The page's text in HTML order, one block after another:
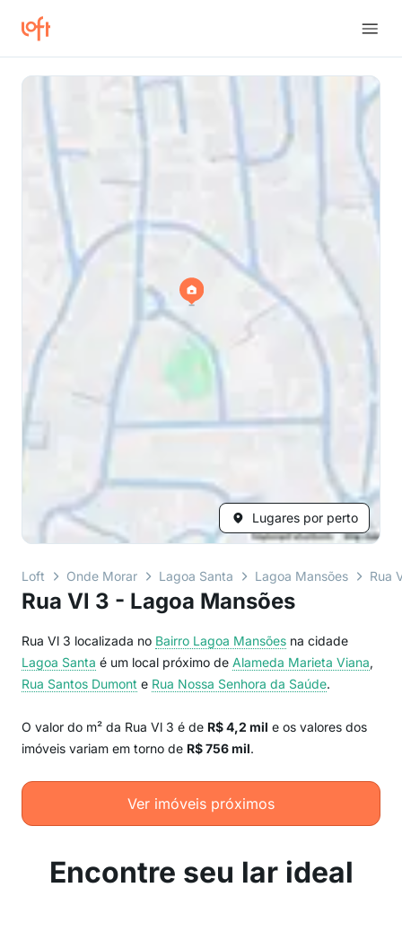
Lugares por perto
Loft Onde Morar Lagoa Santa Lagoa Mansões Rua
Rua Vl 3 - Lagoa Mansões
Rua Vl 3 localizada no Bairro Lagoa Mansões na cidade
Lagoa Santa é um local próximo de Alameda Marieta Viana,
Rua Santos Dumont e Rua Nossa Senhora da Saúde.
O valor do m² da Rua Vl 3 é de R$ 4,2 mil e os valores dos
imóveis variam em torno de R$ 756 mil.
Ver imóveis próximos
Encontre seu lar ideal